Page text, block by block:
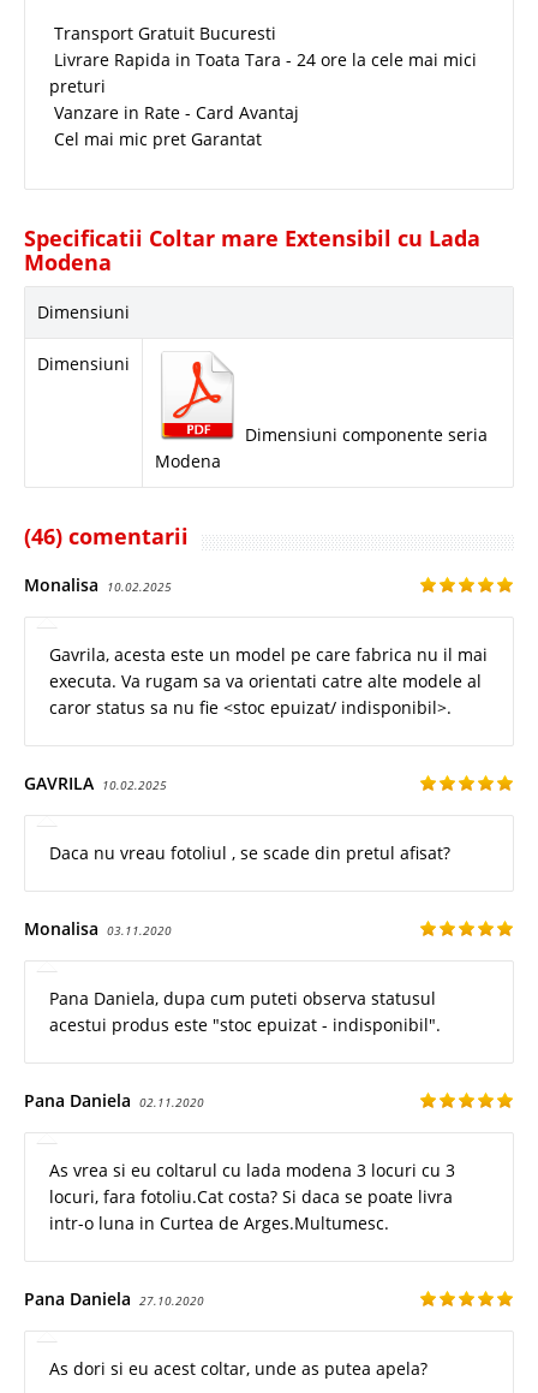
Transport Gratuit Bucuresti
Livrare Rapida in Toata Tara - 24 ore la cele mai mici
preturi
Vanzare in Rate - Card Avantaj
Cel mai mic pret Garantat
Specificatii Coltar mare Extensibil cu Lada
Modena
Dimensiuni
Dimensiuni
Dimensiuni componente seria
Modena
(46) comentarii
Monalisa 10.02.2025
Gavrila, acesta este un model pe care fabrica nu il mai
executa. Va rugam sa va orientati catre alte modele al
caror status sa nu fie <stoc epuizat/ indisponibil>.
GAVRILA 10.02.2025
Daca nu vreau fotoliul , se scade din pretul afisat?
Monalisa 03.11.2020
Pana Daniela, dupa cum puteti observa statusul
acestui produs este "stoc epuizat - indisponibil".
Pana Daniela 02.11.2020
As vrea si eu coltarul cu lada modena 3 locuri cu 3
locuri, fara fotoliu.Cat costa? Si daca se poate livra
intr-o luna in Curtea de Arges.Multumesc.
Pana Daniela 27.10.2020
As dori si eu acest coltar, unde as putea apela?